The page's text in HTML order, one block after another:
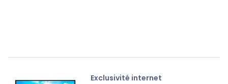
Exclusivité internet